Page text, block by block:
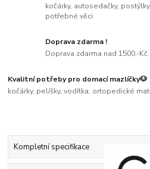
kočárky, autosedačky,
potřebné věci
Doprava zdarma !
Doprava zdarma nad 1500,-Kč.
Kvalitní potřeby pro domací mazlíčky🐶
kočárky, pelíšky, vodítka, ortopedické
Kompletní specifikace